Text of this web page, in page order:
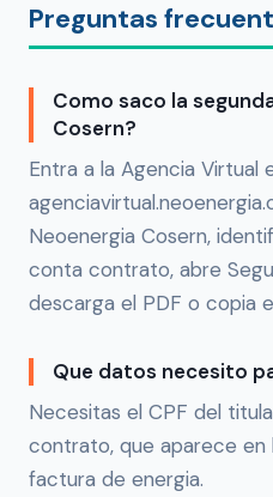
Preguntas
Como saco la
Cosern?
Entra a la Agencia Virtual
Neoenergia Cosern,
conta contrato, abre
descarga el PDF o copia
Que datos necesito
Necesitas el CPF del
contrato, que aparece
factura de energia.